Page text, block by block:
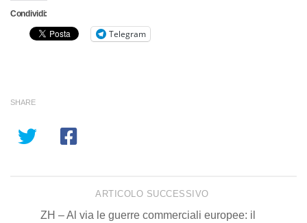
Condividi:
Telegram
SHARE
ARTICOLO SUCCESSIVO
ZH – Al via le guerre commerciali europee: il